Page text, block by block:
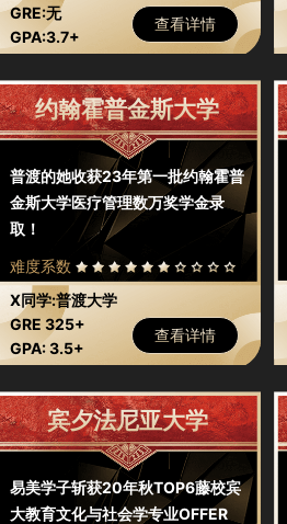
GRE:无
GPA:3.7+
查看详情
约翰霍普金斯大学
普渡的她收获23年第一批约翰霍普
金斯大学医疗管理数万奖学金录
取！
难度系数
X同学:普渡大学
GRE 325+
GPA: 3.5+
查看详情
宾夕法尼亚大学
易美学子斩获20年秋TOP6藤校宾
大教育文化与社会学专业OFFER